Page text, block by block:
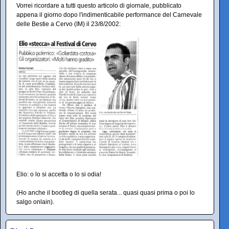
Vorrei ricordare a tutti questo articolo di giornale, pubblicato
appena il giorno dopo l'indimenticabile performance del Carnevale
delle Bestie a Cervo (IM) il 23/8/2002:
Elio: o lo si accetta o lo si odia!
(Ho anche il bootleg di quella serata... quasi quasi prima o poi lo
salgo onlain).